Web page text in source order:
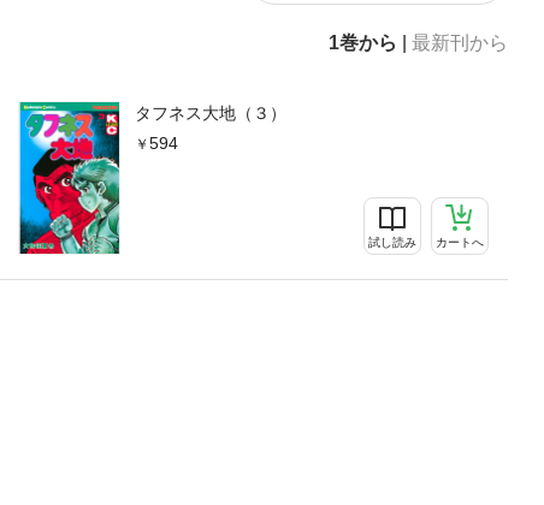
1巻から 最新刊から
タフネス大地（３）
594
試し読み カートへ